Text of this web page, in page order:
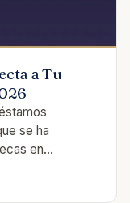
a Tu
se ha
en…